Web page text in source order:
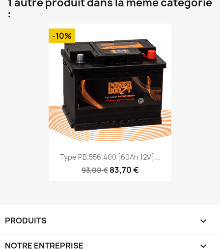
:
Type PB.556.400 [60Ah 12V]...
93,00 € 83,70 €
-10%
PRODUITS 
NOTRE ENTREPRISE 